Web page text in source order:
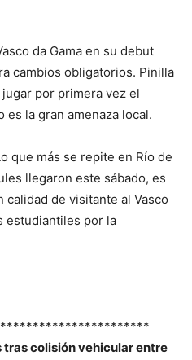
da Gama en su debut
cambios obligatorios. Pinilla
por primera vez el
es la gran amenaza local.
que más se repite en Río de
llegaron este sábado, es
de visitante al Vasco
estudiantiles por la
tras colisión vehicular entre